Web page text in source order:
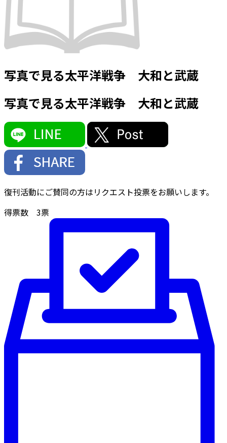
写真で見る太平洋戦争 大和と武蔵
写真で見る太平洋戦争 大和と武蔵
復刊活動にご賛同の方はリクエスト投票をお願いします。
得票数 3票